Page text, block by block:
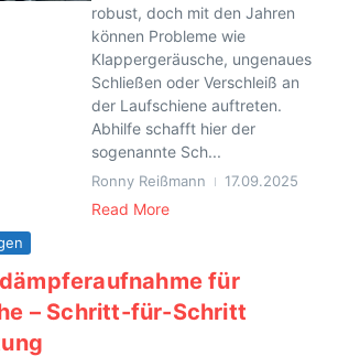
robust, doch mit den Jahren
können Probleme wie
Klappergeräusche, ungenaues
Schließen oder Verschleiß an
der Laufschiene auftreten.
Abhilfe schafft hier der
sogenannte Sch...
Ronny Reißmann 17.09.2025
Read More
für
– Schritt-für-Schritt